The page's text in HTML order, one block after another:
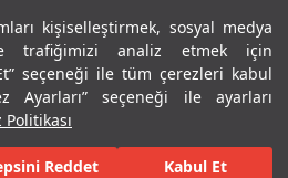
kişiselleştirmek, sosyal medya
trafiğimizi analiz etmek için
seçeneği ile tüm çerezleri kabul
Ayarları” seçeneği ile ayarları
Politikası
Reddet Kabul Et
Menü
İçi Alanlar Banyo Seramikleri